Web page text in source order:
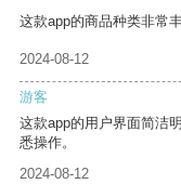
这款app的商品种类非常
2024-08-12
游客
这款app的用户界面简洁
悉操作。
2024-08-12